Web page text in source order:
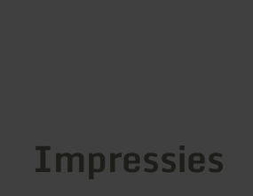
Impressies